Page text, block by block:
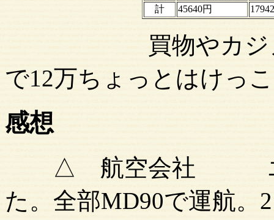
計
45640円
買物やカジノは
で12万ちょっとはけっ
感想
△ 航空会社 エバ
た。全部MD90で運航。